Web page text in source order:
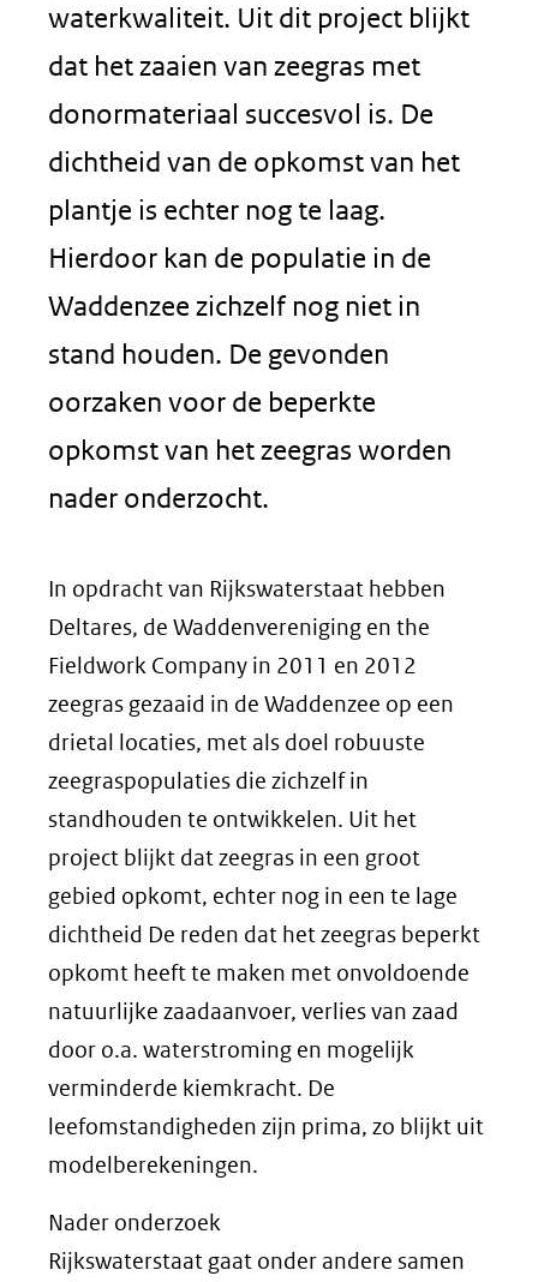
waterkwaliteit. Uit dit project blijkt
dat het zaaien van zeegras met
donormateriaal succesvol is. De
dichtheid van de opkomst van het
plantje is echter nog te laag.
Hierdoor kan de populatie in de
Waddenzee zichzelf nog niet in
stand houden. De gevonden
oorzaken voor de beperkte
opkomst van het zeegras worden
nader onderzocht.
In opdracht van Rijkswaterstaat hebben
Deltares, de Waddenvereniging en the
Fieldwork Company in 2011 en 2012
zeegras gezaaid in de Waddenzee op een
drietal locaties, met als doel robuuste
zeegraspopulaties die zichzelf in
standhouden te ontwikkelen. Uit het
project blijkt dat zeegras in een groot
gebied opkomt, echter nog in een te lage
dichtheid De reden dat het zeegras beperkt
opkomt heeft te maken met onvoldoende
natuurlijke zaadaanvoer, verlies van zaad
door o.a. waterstroming en mogelijk
verminderde kiemkracht. De
leefomstandigheden zijn prima, zo blijkt uit
modelberekeningen.
Nader onderzoek
Rijkswaterstaat gaat onder andere samen